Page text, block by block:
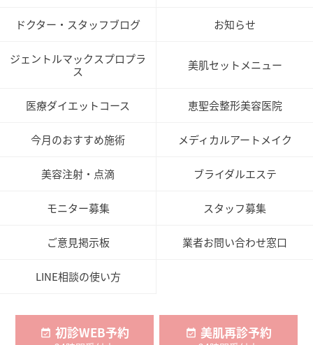
ドクター・スタッフブログ お知らせ
ジェントルマックスプロプラ
ス
美肌セットメニュー
医療ダイエットコース 恵聖会整形美容医院
今月のおすすめ施術 メディカルアートメイク
美容注射・点滴 ブライダルエステ
モニター募集 スタッフ募集
ご意見掲示板 業者お問い合わせ窓口
LINE相談の使い方
初診WEB予約 美肌再診予約